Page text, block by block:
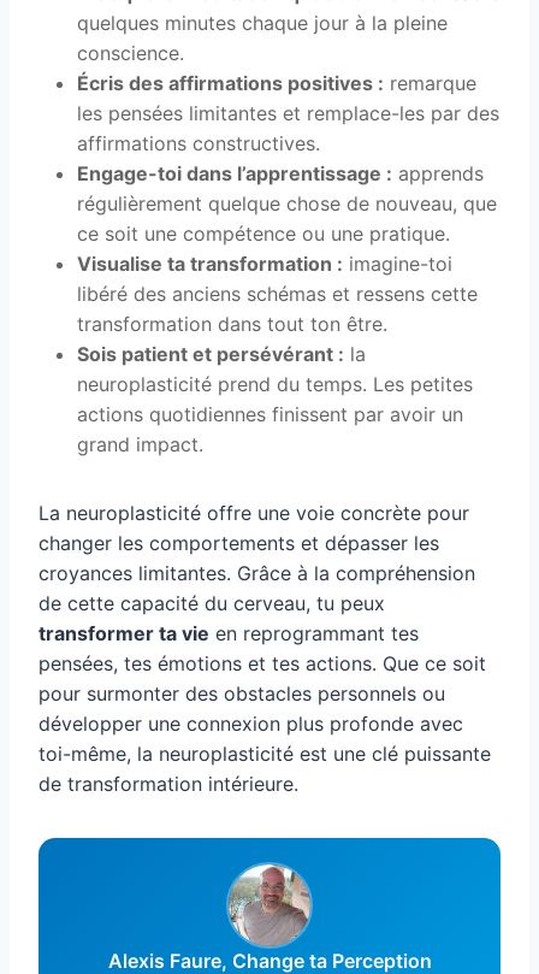
quelques minutes chaque jour à la pleine
conscience.
Écris des affirmations positives : remarque
les pensées limitantes et remplace-les par des
affirmations constructives.
Engage-toi dans l’apprentissage : apprends
régulièrement quelque chose de nouveau, que
ce soit une compétence ou une pratique.
Visualise ta transformation : imagine-toi
libéré des anciens schémas et ressens cette
transformation dans tout ton être.
Sois patient et persévérant : la
neuroplasticité prend du temps. Les petites
actions quotidiennes finissent par avoir un
grand impact.
La neuroplasticité offre une voie concrète pour
changer les comportements et dépasser les
croyances limitantes. Grâce à la compréhension
de cette capacité du cerveau, tu peux
transformer ta vie en reprogrammant tes
pensées, tes émotions et tes actions. Que ce soit
pour surmonter des obstacles personnels ou
développer une connexion plus profonde avec
toi-même, la neuroplasticité est une clé puissante
de transformation intérieure.
Alexis Faure, Change ta Perception